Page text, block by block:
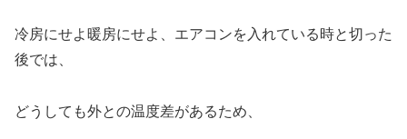
冷房にせよ暖房にせよ、エアコンを入れている時と切った
後では、
どうしても外との温度差があるため、